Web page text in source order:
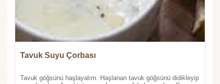
Tavuk Suyu Çorbası
Tavuk göğsünü haşlayalım. Haşlanan tavuk göğsünü didikleyip